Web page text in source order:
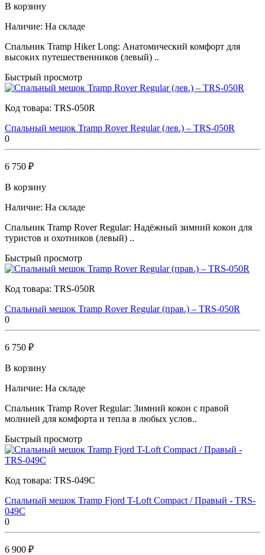
В корзину
Наличие: На складе
Спальник Tramp Hiker Long: Анатомический комфорт для
высоких путешественников (левый) ..
Быстрый просмотр
Код товара: TRS-050R
Спальный мешок Tramp Rover Regular (лев.) – TRS-050R
0
6 750 ₽
В корзину
Наличие: На складе
Спальник Tramp Rover Regular: Надёжный зимний кокон для
туристов и охотников (левый) ..
Быстрый просмотр
Код товара: TRS-050R
Спальный мешок Tramp Rover Regular (прав.) – TRS-050R
0
6 750 ₽
В корзину
Наличие: На складе
Спальник Tramp Rover Regular: Зимний кокон с правой
молнией для комфорта и тепла в любых услов..
Быстрый просмотр
Код товара: TRS-049C
Спальный мешок Tramp Fjord T-Loft Compact / Правый - TRS-
049C
0
6 900 ₽